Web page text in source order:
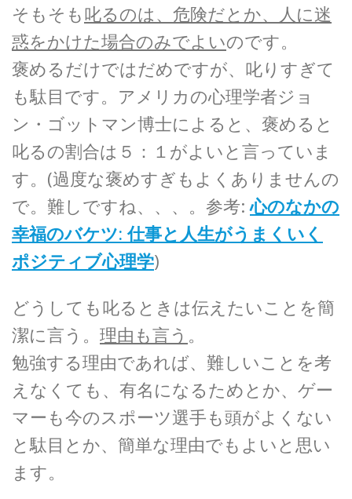
そもそも叱るのは、危険だとか、人に迷
惑をかけた場合のみでよいのです。
褒めるだけではだめですが、叱りすぎて
も駄目です。アメリカの心理学者ジョ
ン・ゴットマン博士によると、褒めると
叱るの割合は５：１がよいと言っていま
す。(過度な褒めすぎもよくありませんの
で。難しですね、、、。参考:心のなかの
幸福のバケツ: 仕事と人生がうまくいく
ポジティブ心理学)
どうしても叱るときは伝えたいことを簡
潔に言う。 理由も言う 。
勉強する理由であれば、難しいことを考
えなくても、有名になるためとか、ゲー
マーも今のスポーツ選手も頭がよくない
と駄目とか、簡単な理由でもよいと思い
ます。